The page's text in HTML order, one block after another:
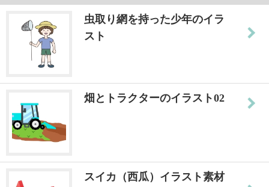
虫取り網を持った少年のイラ
スト
畑とトラクターのイラスト02
スイカ（西瓜）イラスト素材